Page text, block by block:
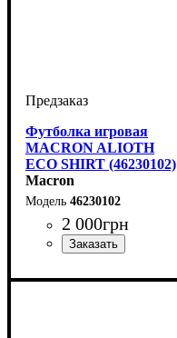
Футболка игровая
MACRON ALIOTH
ECO SHIRT (46230102)
Macron
46230102
2 000грн